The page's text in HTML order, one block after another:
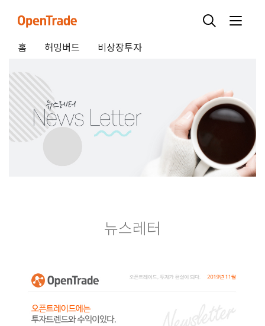
홈 허밍버드 비상장투자
뉴스레터